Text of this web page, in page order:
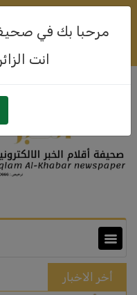
مرحبا بك في صحيفة
انت
تسجيل حساب جديد
أخر الاخبار